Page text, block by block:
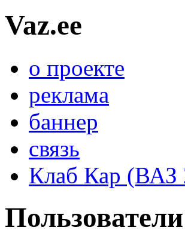
Vaz.ee
о проекте
реклама
баннер
связь
Клаб Кар (ВАЗ
Пользователи